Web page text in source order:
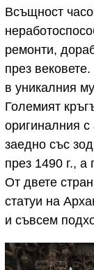
Всъщност
ремонти,
през
в уникалния
Големият
оригиналния
заедно със
през 1490 г.,
От двете
статуи на
и съвсем